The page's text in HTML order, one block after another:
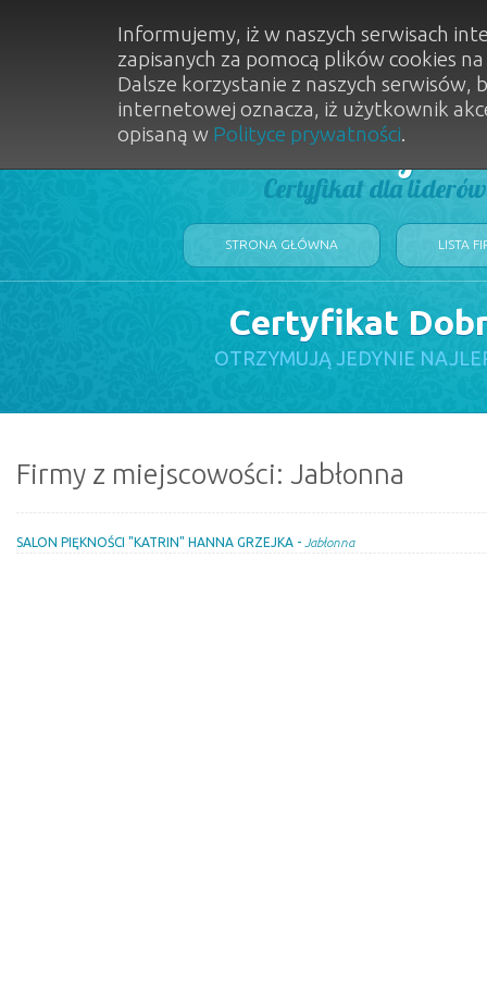
Dobry
Certyfikat dla
STRONA GŁÓWNA LISTA
Certyfikat
OTRZYMUJĄ JEDYNIE
Firmy z miejscowości: Jabłonna
SALON PIĘKNOŚCI "KATRIN" HANNA GRZEJKA - Jabłonna
Informujemy, iż w naszych serwisach
zapisanych za pomocą plików cookies
Dalsze korzystanie z naszych
internetowej oznacza, iż użytkownik
opisaną w Polityce prywatności.